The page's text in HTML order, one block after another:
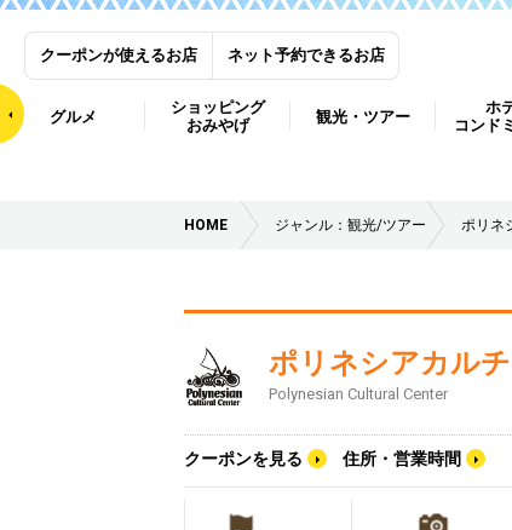
クーポンが使えるお店 ネット予約できるお店
グルメ
ショッピング
おみやげ
観光・ツアー
ホ
コンド
HOME ジャンル：観光/ツアー ポリネ
ポリネシアカル
Polynesian Cultural Center
クーポンを見る 住所・営業時間